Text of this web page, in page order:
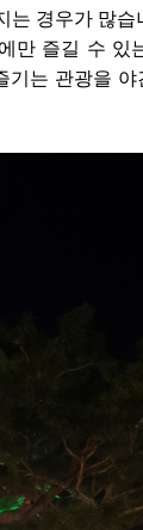
는 경우가 많습
만 즐길 수 있
기는 관광을